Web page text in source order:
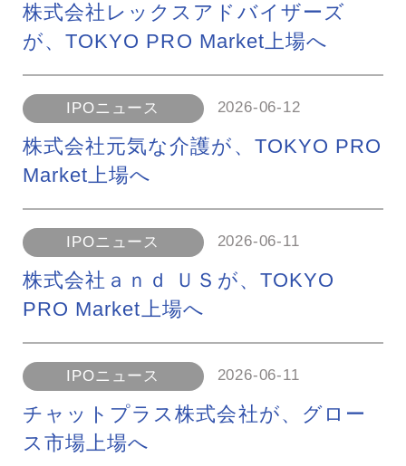
株式会社レックスアドバイザーズ
が、TOKYO PRO Market上場へ
IPOニュース 2026-06-12
株式会社元気な介護が、TOKYO PRO
Market上場へ
IPOニュース 2026-06-11
株式会社ａｎｄ ＵＳが、TOKYO
PRO Market上場へ
IPOニュース 2026-06-11
チャットプラス株式会社が、グロー
ス市場上場へ